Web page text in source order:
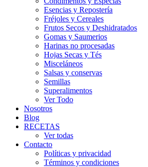
Esencias y Repostería
Fréjoles y Cereales
Frutos Secos y Deshidratados
Gomas y Saumerios
Harinas no procesadas
Hojas Secas y Tés
Misceláneos
Salsas y conservas
Semillas
Superalimentos
Ver Todo
Nosotros
Blog
RECETAS
Ver todas
Contacto
Políticas y privacidad
Términos y condiciones